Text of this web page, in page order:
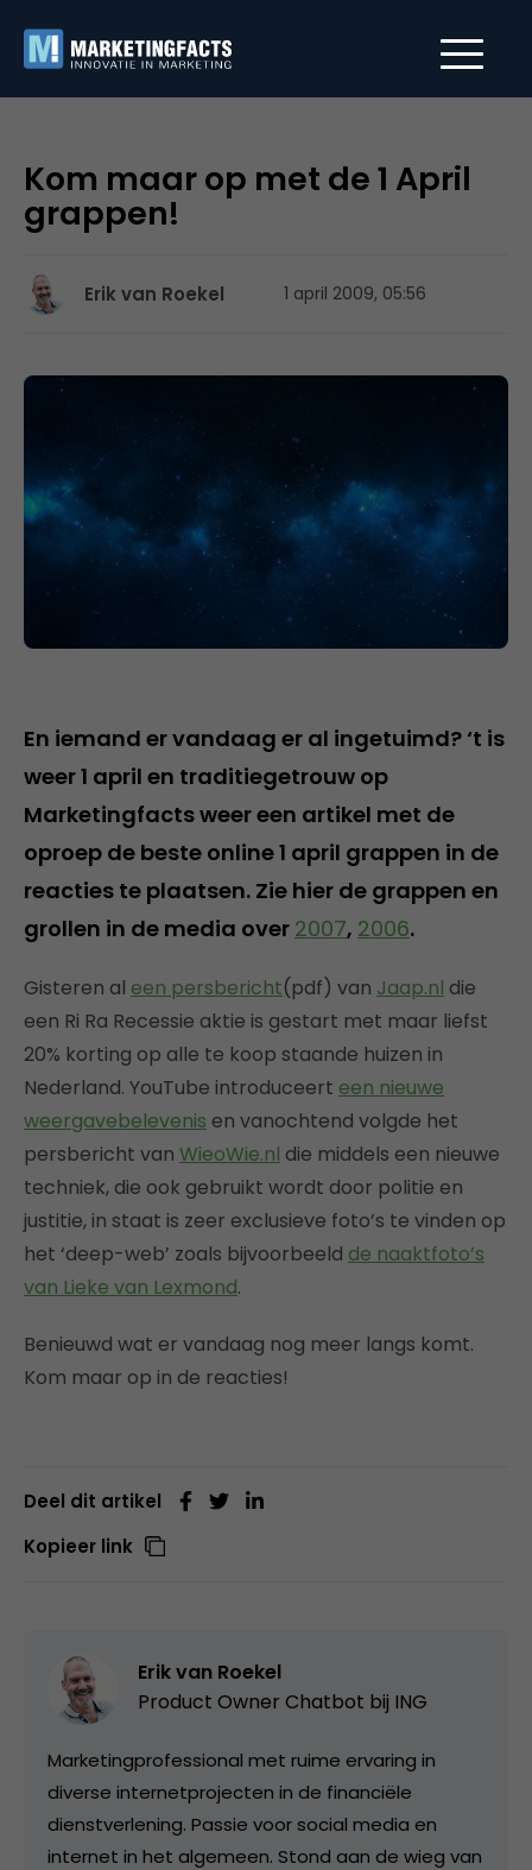
Kom maar op met de 1 April
grappen!
Erik van Roekel 1 april 2009, 05:56
En iemand er vandaag er al ingetuimd? ‘t is
weer 1 april en traditiegetrouw op
Marketingfacts weer een artikel met de
oproep de beste online 1 april grappen in de
reacties te plaatsen. Zie hier de grappen en
grollen in de media over 2007, 2006.
Gisteren al een persbericht(pdf) van Jaap.nl die
een Ri Ra Recessie aktie is gestart met maar liefst
20% korting op alle te koop staande huizen in
Nederland. YouTube introduceert een nieuwe
weergavebelevenis en vanochtend volgde het
persbericht van WieoWie.nl die middels een nieuwe
techniek, die ook gebruikt wordt door politie en
justitie, in staat is zeer exclusieve foto’s te vinden op
het ‘deep-web’ zoals bijvoorbeeld de naaktfoto’s
van Lieke van Lexmond.
Benieuwd wat er vandaag nog meer langs komt.
Kom maar op in de reacties!
Deel dit artikel
Kopieer link
Erik van Roekel
Product Owner Chatbot bij ING
Marketingprofessional met ruime ervaring in
diverse internetprojecten in de financiële
dienstverlening. Passie voor social media en
internet in het algemeen. Stond aan de wieg van